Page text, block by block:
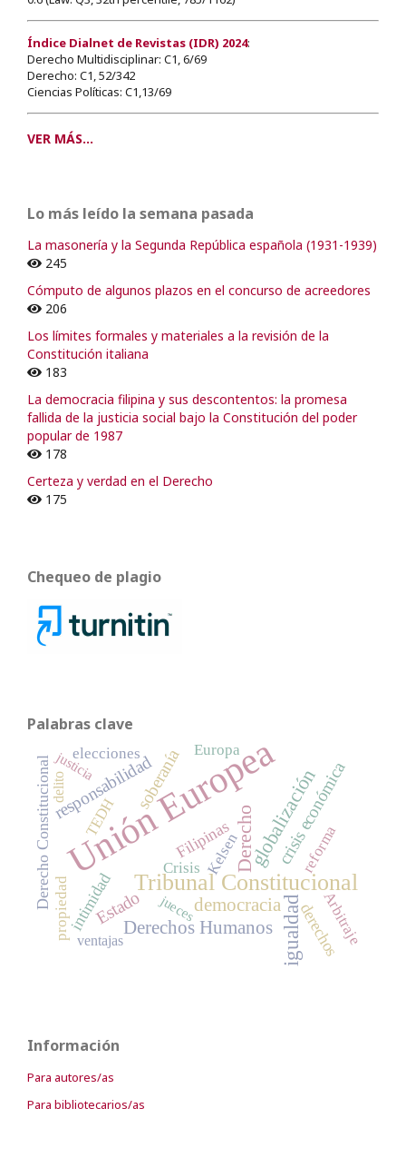
Índice Dialnet de Revistas (IDR) 2024:
Derecho Multidisciplinar: C1, 6/69
Derecho: C1, 52/342
Ciencias Políticas: C1,13/69
VER MÁS...
Lo más leído la semana pasada
La masonería y la Segunda República española (1931-1939)
245
Cómputo de algunos plazos en el concurso de acreedores
206
Los límites formales y materiales a la revisión de la
Constitución italiana
183
La democracia filipina y sus descontentos: la promesa
fallida de la justicia social bajo la Constitución del poder
popular de 1987
178
Certeza y verdad en el Derecho
175
Chequeo de plagio
Palabras clave
Unión Europea
Tribunal Constitucional
igualdad
globalización
Derecho
democracia
Derechos Humanos
crisis económica
Estado
soberanía
responsabilidad
intimidad
Filipinas
derechos
Derecho Constitucional Crisis reforma
TEDH
elecciones Europa
Arbitraje
propiedad
Kelsen
jueces
justicia
delito
ventajas
Información
Para autores/as
Para bibliotecarios/as